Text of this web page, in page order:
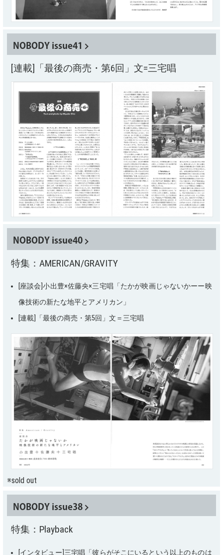
NOBODY issue41
[連載]「最後の商売・第6回」文=三宅唱
NOBODY issue40
特集：AMERICAN/GRAVITY
[座談会]小出豊×佐藤央×三宅唱「たかが映画じゃないかーー映
像技術の新たな地平とアメリカン」
[連載]「最後の商売・第5回」文＝三宅唱
※sold out
NOBODY issue38
特集：Playback
[インタビュー]三宅唱「彼らがそこにいるという以上のものは